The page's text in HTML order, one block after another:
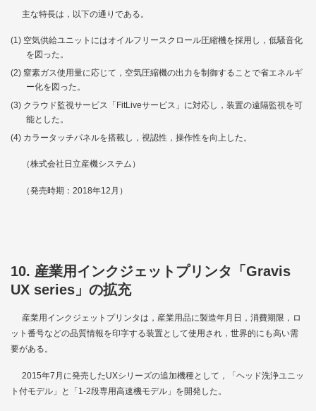
主な特長は，以下の通りである。
空気供給ユニットにはオイルフリースクロール圧縮機を採用し，低騒音化
を図った。
窒素ガス使用量に応じて，空気圧縮機の出力を制御することで省エネルギ
ー化を図った。
クラウド監視サービス「FitLiveサービス」に対応し，装置の遠隔監視を可
能とした。
カラータッチパネルを搭載し，視認性，操作性を向上した。
（株式会社日立産機システム）
（発売時期：2018年12月）
10. 産業用インクジェットプリンタ「Gravis
UX series」の拡充
産業用インクジェットプリンタは，産業用品に製造年月日，消費期限，ロ
ット番号などの品質情報を印字する装置として使用され，世界的にも高い需
要がある。
2015年7月に発売したUXシリーズの追加機種として，「ヘッド洗浄ユニッ
ト付モデル」と「1-2段専用高速機モデル」を開発した。